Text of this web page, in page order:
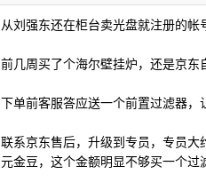
从刘强东还在柜台卖光盘就注册的帐
前几周买了个海尔壁挂炉，还是京东
下单前客服答应送一个前置过滤器，
联系京东售后，升级到专员，专员
元金豆，这个金额明显不够买一个过